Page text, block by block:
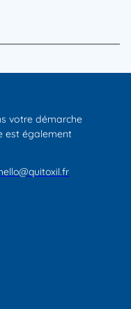
votre démarche
est également